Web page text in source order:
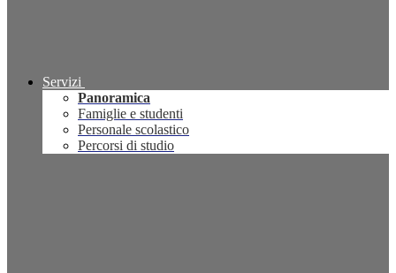
Servizi
Panoramica
Famiglie e studenti
Personale scolastico
Percorsi di studio